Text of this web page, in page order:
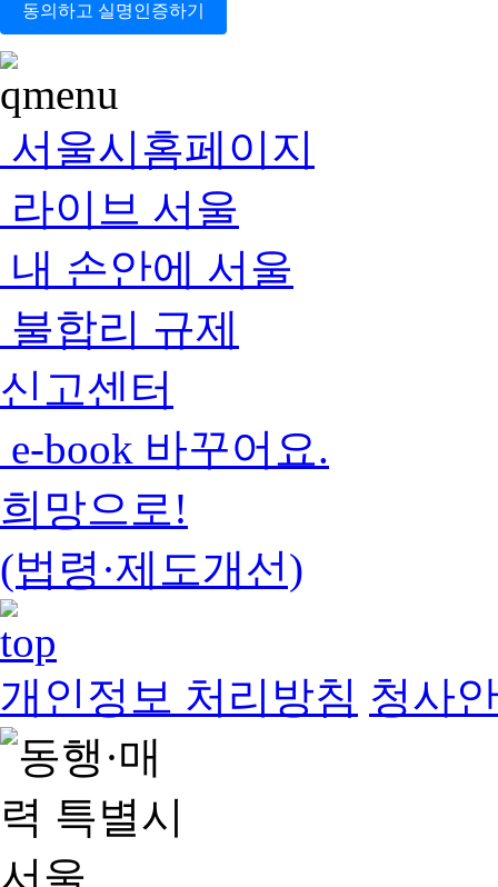
동의하고 실명인증하기
서울시홈페이지
라이브 서울
내 손안에 서울
불합리 규제
신고센터
e-book 바꾸어요.
희망으로!
(법령·제도개선)
개인정보 처리방침 청사